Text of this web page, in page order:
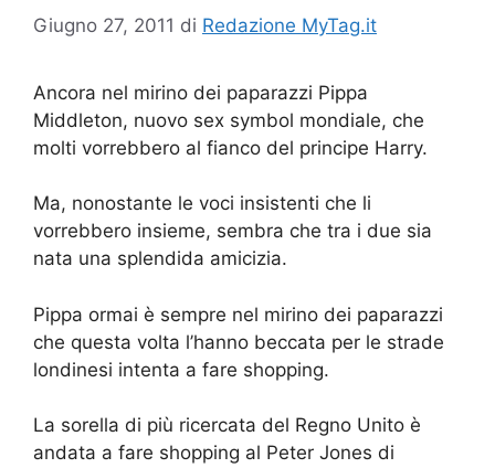
Giugno 27, 2011 di Redazione MyTag.it
Ancora nel mirino dei paparazzi Pippa
Middleton, nuovo sex symbol mondiale, che
molti vorrebbero al fianco del principe Harry.
Ma, nonostante le voci insistenti che li
vorrebbero insieme, sembra che tra i due sia
nata una splendida amicizia.
Pippa ormai è sempre nel mirino dei paparazzi
che questa volta l’hanno beccata per le strade
londinesi intenta a fare shopping.
La sorella di più ricercata del Regno Unito è
andata a fare shopping al Peter Jones di